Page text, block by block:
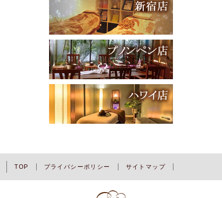
TOP プライバシーポリシー サイトマップ